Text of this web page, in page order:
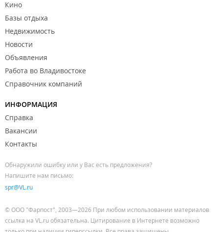
Кино
Базы отдыха
Недвижимость
Новости
Объявления
Работа во Владивостоке
Справочник компаний
ИНФОРМАЦИЯ
Справка
Вакансии
Контакты
Обнаружили ошибку или у Вас есть предложения?
Напишите нам письмо:
spr@VL.ru
© ООО "Фарпост", 2003—2026 При любом использовании материалов
ссылка на VL.ru обязательна. Цитирование в Интернете возможно